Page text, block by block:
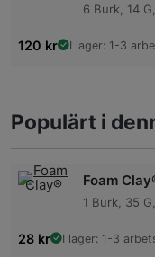
6 Burk, 14
120 kr I lager: 1-3
Populärt i
Foam
1 Burk, 35
28 kr I lager: 1-3